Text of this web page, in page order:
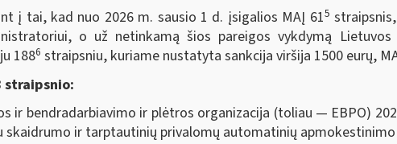
į tai, kad nuo 2026 m. sausio 1 d. įsigalios MAĮ 615
o už netinkamą šios pareigos vykdymą
1886 straipsniu, kuriame nustatyta sankcija viršija 1500 eurų,
straipsnio:
ir bendradarbiavimo ir plėtros organizacija (toliau — EBPO)
skaidrumo ir tarptautinių privalomų automatinių